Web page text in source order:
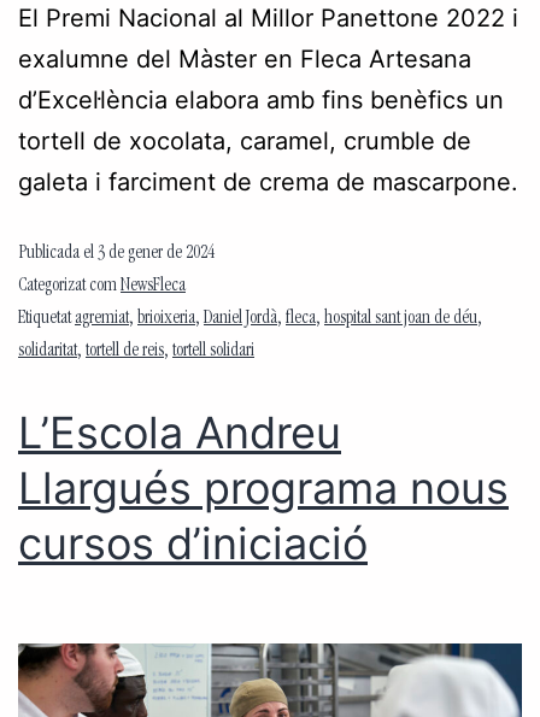
El Premi Nacional al Millor Panettone 2022 i
exalumne del Màster en Fleca Artesana
d’Excel·lència elabora amb fins benèfics un
tortell de xocolata, caramel, crumble de
galeta i farciment de crema de mascarpone.
Publicada el3 de gener de 2024
Categorizat comNewsFleca
Etiquetatagremiat, brioixeria, Daniel Jordà, fleca, hospital sant joan de déu,
solidaritat, tortell de reis, tortell solidari
L’Escola Andreu
Llargués programa nous
cursos d’iniciació